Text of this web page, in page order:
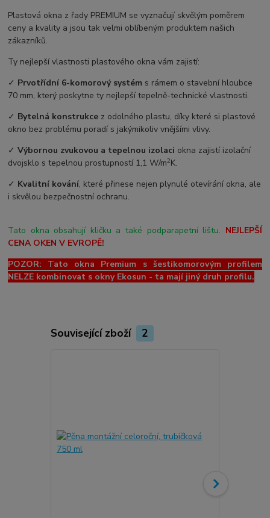
Plastová okna z řady PREMIUM se vyznačují skvělým poměrem
ceny a kvality a jsou tak velmi oblíbeným produktem našich
zákazníků.
Ty nejlepší vlastnosti plastového okna vám zajistí:
✓ Prvotřídní 6-komorový systém s rámem o stavební hloubce
70 mm, který poskytne ty nejlepší tepelně-technické vlastnosti.
✓ Bytelná konstrukce z odolného plastu, díky které si plastové
okno bez problému poradí s jakýmikoliv vnějšími vlivy.
✓Výbornou zvukovou a tepelnou izolaci okna zajistí izolační
dvojsklo s tepelnou prostupností 1,1 W/m2K.
✓ Kvalitní kování, které přinese nejen plynulé otevírání okna, ale
i skvělou bezpečnostní ochranu.
Tato okna obsahují kličku a také podparapetní lištu. NEJLEPŠÍ
CENA OKEN V EVROPĚ!
POZOR: Tato okna Premium s šestikomorovým profilem
NELZE kombinovat s okny Ekosun - ta mají jiný druh profilu.
Související zboží 2